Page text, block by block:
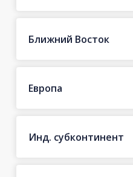
Ближний Восток
Европа
Инд. субконтинент